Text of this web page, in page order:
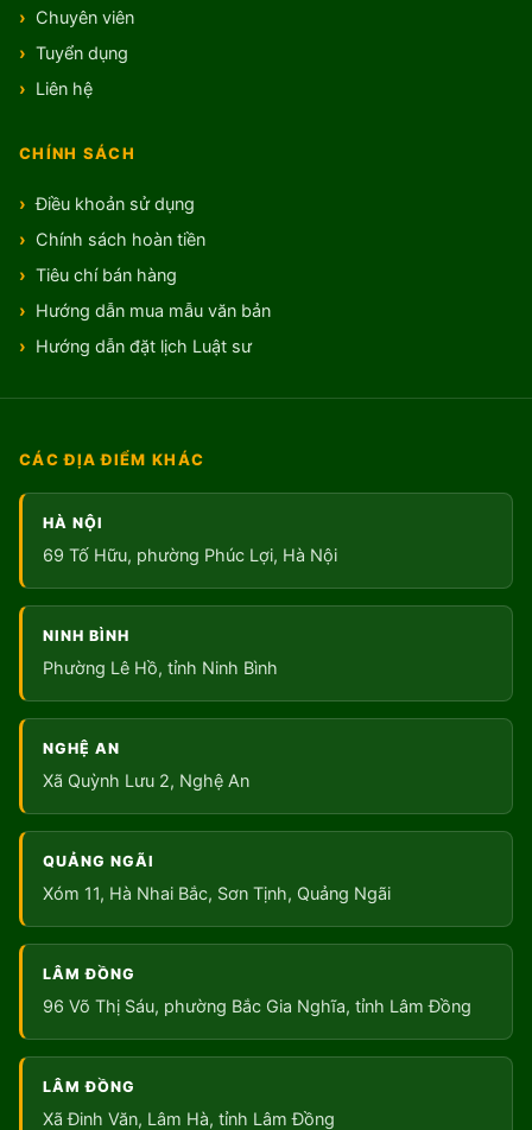
Chuyên viên
Tuyển dụng
Liên hệ
CHÍNH SÁCH
Điều khoản sử dụng
Chính sách hoàn tiền
Tiêu chí bán hàng
Hướng dẫn mua mẫu văn bản
Hướng dẫn đặt lịch Luật sư
CÁC ĐỊA ĐIỂM KHÁC
HÀ NỘI
69 Tố Hữu, phường Phúc Lợi, Hà Nội
NINH BÌNH
Phường Lê Hồ, tỉnh Ninh Bình
NGHỆ AN
Xã Quỳnh Lưu 2, Nghệ An
QUẢNG NGÃI
Xóm 11, Hà Nhai Bắc, Sơn Tịnh, Quảng Ngãi
LÂM ĐỒNG
96 Võ Thị Sáu, phường Bắc Gia Nghĩa, tỉnh Lâm Đồng
LÂM ĐỒNG
Xã Đinh Văn, Lâm Hà, tỉnh Lâm Đồng